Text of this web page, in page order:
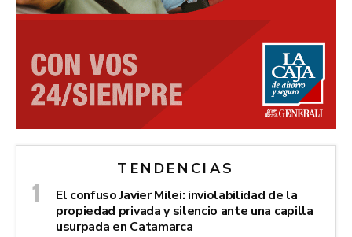
TENDENCIAS
El confuso Javier Milei: inviolabilidad de la
propiedad privada y silencio ante una capilla
usurpada en Catamarca